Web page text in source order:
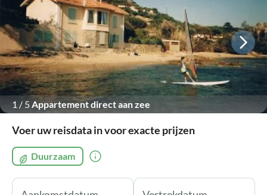
1 / 5 Appartement direct aan zee
Voer uw reisdata in voor exacte prijzen
Duurzaam